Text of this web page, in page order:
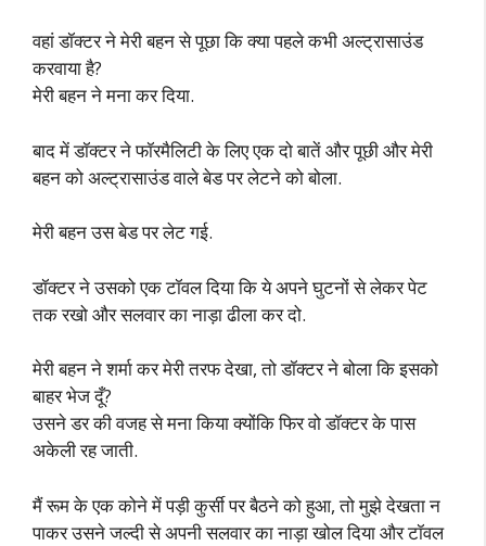
वहां डॉक्टर ने मेरी बहन से पूछा कि क्या पहले कभी अल्ट्रासाउंड
करवाया है?
मेरी बहन ने मना कर दिया.
बाद में डॉक्टर ने फॉरमैलिटी के लिए एक दो बातें और पूछी और मेरी
बहन को अल्ट्रासाउंड वाले बेड पर लेटने को बोला.
मेरी बहन उस बेड पर लेट गई.
डॉक्टर ने उसको एक टॉवल दिया कि ये अपने घुटनों से लेकर पेट
तक रखो और सलवार का नाड़ा ढीला कर दो.
मेरी बहन ने शर्मा कर मेरी तरफ देखा, तो डॉक्टर ने बोला कि इसको
बाहर भेज दूँ?
उसने डर की वजह से मना किया क्योंकि फिर वो डॉक्टर के पास
अकेली रह जाती.
मैं रूम के एक कोने में पड़ी कुर्सी पर बैठने को हुआ, तो मुझे देखता न
पाकर उसने जल्दी से अपनी सलवार का नाड़ा खोल दिया और टॉवल